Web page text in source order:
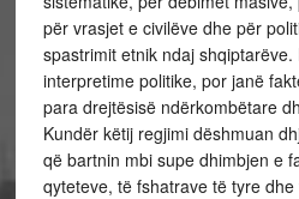
për vrasjet e civilëve dhe për
spastrimit etnik ndaj shqiptarëve.
interpretime politike, por janë
para drejtësisë ndërkombëtare
Kundër këtij regjimi dëshmuan
që bartnin mbi supe dhimbjen e
qyteteve, të fshatrave të tyre